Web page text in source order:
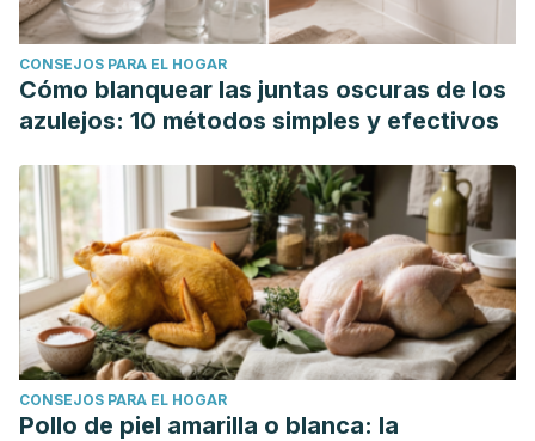
CONSEJOS PARA EL HOGAR
Cómo blanquear las juntas oscuras de los
azulejos: 10 métodos simples y efectivos
CONSEJOS PARA EL HOGAR
Pollo de piel amarilla o blanca: la